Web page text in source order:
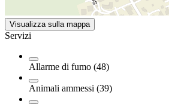
Visualizza sulla mappa
Servizi
Allarme di fumo (48)
Animali ammessi (39)